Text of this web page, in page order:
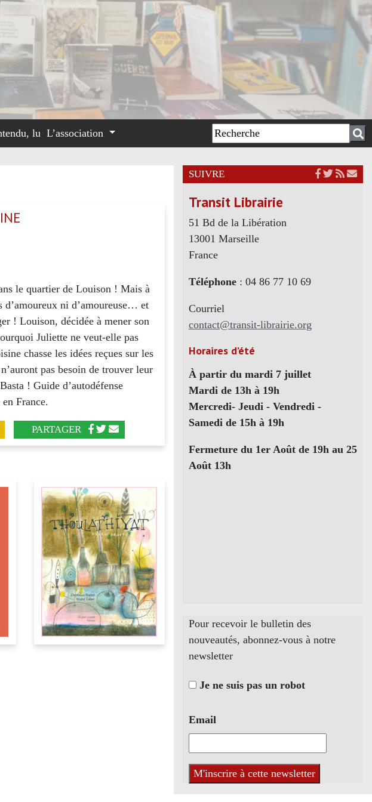
lu L’association
le quartier de Louison ! Mais à
d’amoureux ni d’amoureuse… et
! Louison, décidée à mener son
Juliette ne veut-elle pas
chasse les idées reçues sur les
pas besoin de trouver leur
! Guide d’autodéfense
France.
PARTAGER
SUIVRE
Transit Librairie
51 Bd de la Libération
13001 Marseille
France
Téléphone: 04 86 77 10 69
Courriel
contact@transit-librairie.org
Horaires d’été
À partir du mardi 7 juillet
Mardi de 13h à 19h
Mercredi- Jeudi - Vendredi -
Samedi de 15h à 19h
Fermeture du 1er Août de 19h au 25
Août 13h
Pour recevoir le bulletin des
nouveautés, abonnez-vous à notre
newsletter
Je ne suis pas un robot
Email